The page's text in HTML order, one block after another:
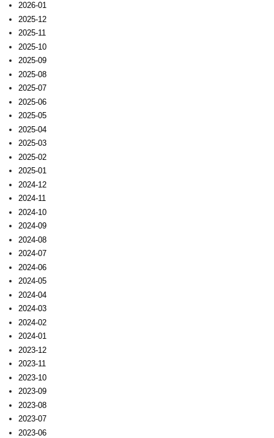
2026-01
2025-12
2025-11
2025-10
2025-09
2025-08
2025-07
2025-06
2025-05
2025-04
2025-03
2025-02
2025-01
2024-12
2024-11
2024-10
2024-09
2024-08
2024-07
2024-06
2024-05
2024-04
2024-03
2024-02
2024-01
2023-12
2023-11
2023-10
2023-09
2023-08
2023-07
2023-06